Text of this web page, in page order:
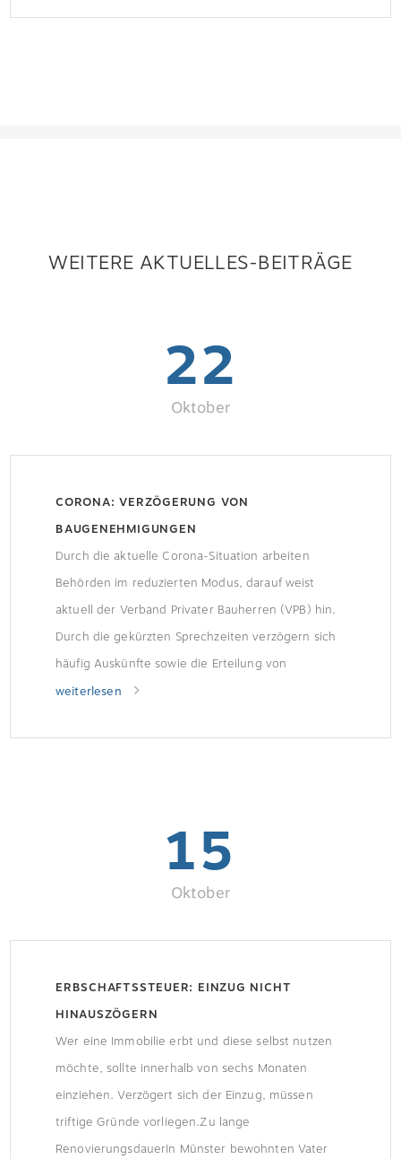
WEITERE AKTUELLES-BEITRÄGE
22
Oktober
CORONA: VERZÖGERUNG VON
BAUGENEHMIGUNGEN
Durch die aktuelle Corona-Situation arbeiten
Behörden im reduzierten Modus, darauf weist
aktuell der Verband Privater Bauherren (VPB) hin.
Durch die gekürzten Sprechzeiten verzögern sich
häufig Auskünfte sowie die Erteilung von
Genehmigungen. Bauherren sollten
wissen, wie sie auf ihrem Grundstück bauen
weiterlesen
15
Oktober
ERBSCHAFTSSTEUER: EINZUG NICHT
HINAUSZÖGERN
Wer eine Immobilie erbt und diese selbst nutzen
möchte, sollte innerhalb von sechs Monaten
einziehen. Verzögert sich der Einzug, müssen
triftige Gründe vorliegen.Zu lange
RenovierungsdauerIn Münster bewohnten Vater